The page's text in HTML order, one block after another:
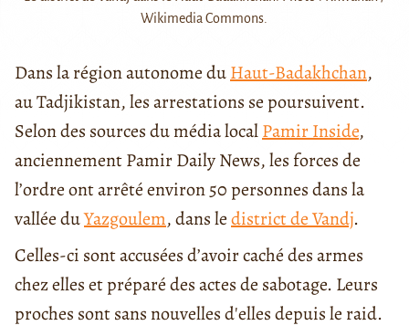
Wikimedia Commons.
Dans la région autonome duHaut-Badakhchan,
au Tadjikistan, les arrestations se poursuivent.
Selon des sources du média localPamir Inside,
anciennement Pamir Daily News, les forces de
l’ordre ont arrêté environ 50 personnes dans la
vallée duYazgoulem, dans ledistrict de Vandj.
Celles-ci sont accusées d’avoir caché des armes
chez elles et préparé des actes de sabotage. Leurs
proches sont sans nouvelles d'elles depuis le raid.